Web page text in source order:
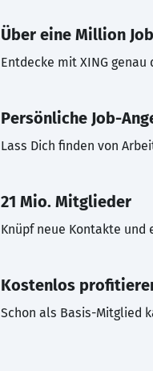
Über eine Million
Entdecke mit XING
Persönliche Job-
Lass Dich finden von
21 Mio. Mitglieder
Knüpf neue Kontakte und
Kostenlos
Schon als Basis-Mitglied